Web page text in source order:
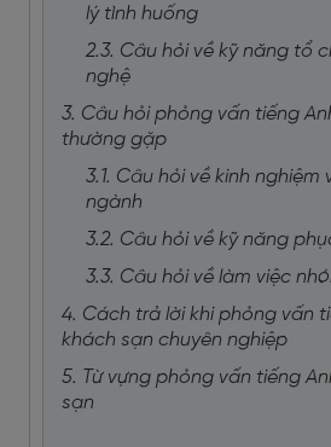
lý tình huống
2.3. Câu hỏi về kỹ năng tổ
nghệ
3. Câu hỏi phỏng vấn tiếng
thường gặp
3.1. Câu hỏi về kinh nghiệm
ngành
3.2. Câu hỏi về kỹ năng
3.3. Câu hỏi về làm việc
4. Cách trả lời khi phỏng vấn
khách sạn chuyên nghiệp
5. Từ vựng phỏng vấn tiếng
sạn